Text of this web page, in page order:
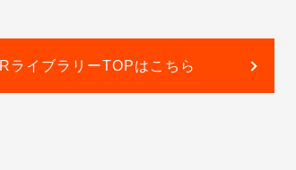
IRライブラリーTOPはこちら